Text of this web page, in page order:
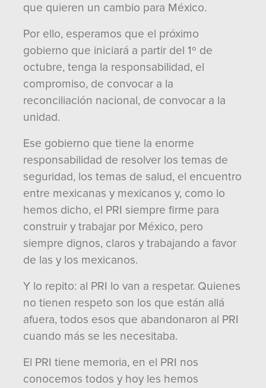
que quieren un cambio para México.
Por ello, esperamos que el próximo
gobierno que iniciará a partir del 1º de
octubre, tenga la responsabilidad, el
compromiso, de convocar a la
reconciliación nacional, de convocar a la
unidad.
Ese gobierno que tiene la enorme
responsabilidad de resolver los temas de
seguridad, los temas de salud, el encuentro
entre mexicanas y mexicanos y, como lo
hemos dicho, el PRI siempre firme para
construir y trabajar por México, pero
siempre dignos, claros y trabajando a favor
de las y los mexicanos.
Y lo repito: al PRI lo van a respetar. Quienes
no tienen respeto son los que están allá
afuera, todos esos que abandonaron al PRI
cuando más se les necesitaba.
El PRI tiene memoria, en el PRI nos
conocemos todos y hoy les hemos